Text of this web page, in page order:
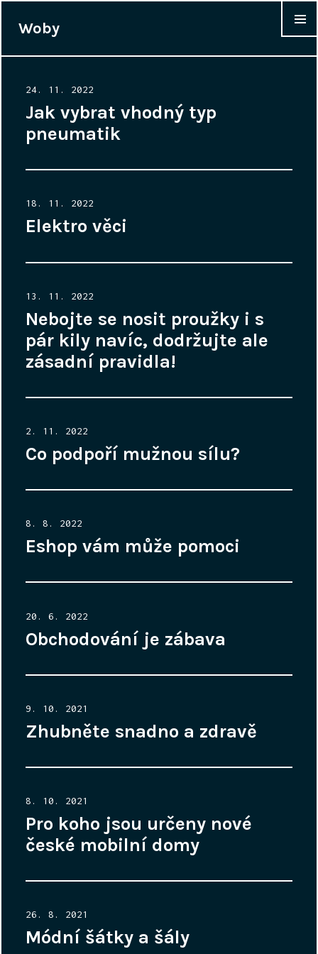
Woby
Posted
on
24. 11. 2022
Jak vybrat vhodný typ
pneumatik
Posted
on
18. 11. 2022
Elektro věci
Posted
on
13. 11. 2022
Nebojte se nosit proužky i s
pár kily navíc, dodržujte ale
zásadní pravidla!
Posted
on
2. 11. 2022
Co podpoří mužnou sílu?
Posted
on
8. 8. 2022
Eshop vám může pomoci
Posted
on
20. 6. 2022
Obchodování je zábava
Posted
on
9. 10. 2021
Zhubněte snadno a zdravě
Posted
on
8. 10. 2021
Pro koho jsou určeny nové
české mobilní domy
Posted
on
26. 8. 2021
Módní šátky a šály